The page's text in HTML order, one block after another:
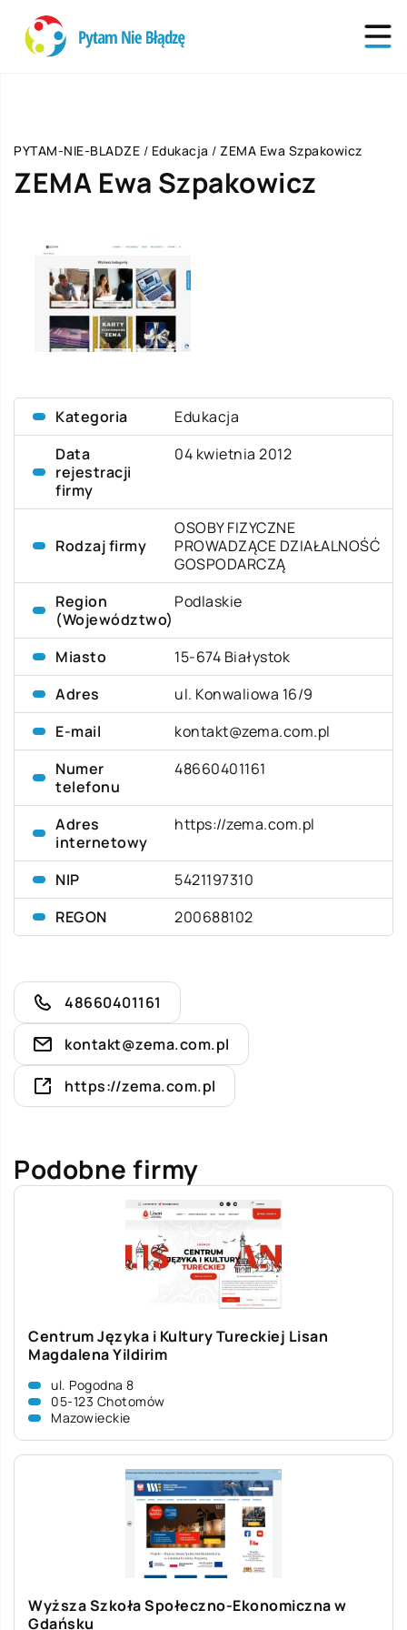
PYTAM-NIE-BLADZE / Edukacja / ZEMA Ewa Szpakowicz
ZEMA Ewa Szpakowicz
Kategoria
Edukacja
Data
rejestracji
firmy
04 kwietnia 2012
Rodzaj firmy
OSOBY FIZYCZNE
PROWADZĄCE DZIAŁALNOŚĆ
GOSPODARCZĄ
Region
(Województwo)
Podlaskie
Miasto
15-674 Białystok
Adres
ul. Konwaliowa 16/9
E-mail
kontakt@zema.com.pl
Numer
telefonu
48660401161
Adres
internetowy
https://zema.com.pl
NIP
5421197310
REGON
200688102
48660401161
kontakt@zema.com.pl
https://zema.com.pl
Podobne firmy
Centrum Języka i Kultury Tureckiej Lisan
Magdalena Yildirim
ul. Pogodna 8
05-123 Chotomów
Mazowieckie
Wyższa Szkoła Społeczno-Ekonomiczna w
Gdańsku